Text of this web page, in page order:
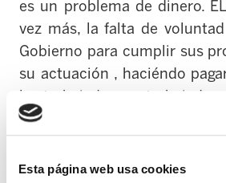
Esta página web usa cookies
es un problema de dinero.
vez más, la falta de
Gobierno para cumplir sus
su actuación , haciéndo
los trabajadores y
consecuencias económicas
ellos no han generado.